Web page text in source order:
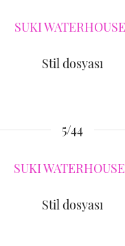
Stil dosyası
5/44
Stil dosyası